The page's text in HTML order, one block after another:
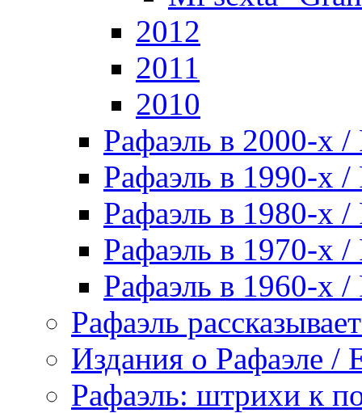
2012
2011
2010
Рафаэль в 2000-х /
Рафаэль в 1990-х /
Рафаэль в 1980-х /
Рафаэль в 1970-х /
Рафаэль в 1960-х /
Рафаэль
Издания о Рафаэле /
Рафаэль: штрихи к